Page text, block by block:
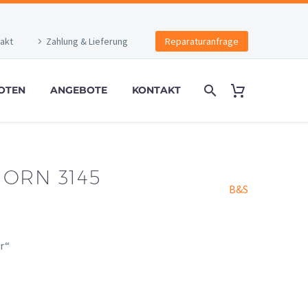
Zahlung & Lieferung Reparaturanfrage
ANGEBOTE KONTAKT
3145
B&S